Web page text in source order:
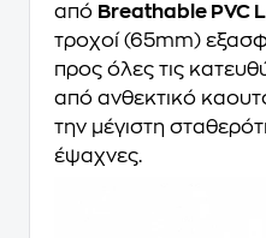
από Breathable PVC
τροχοί (65mm)
προς όλες τις
από ανθεκτικό
την μέγιστη
έψαχνες.